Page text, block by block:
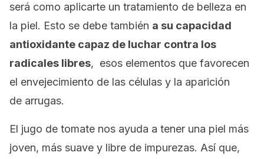
será como aplicarte un tratamiento de belleza en
la piel. Esto se debe también a su capacidad
antioxidante capaz de luchar contra los
radicales libres, esos elementos que favorecen
el envejecimiento de las células y la aparición
de arrugas.
El jugo de tomate nos ayuda a tener una piel más
joven, más suave y libre de impurezas. Así que,